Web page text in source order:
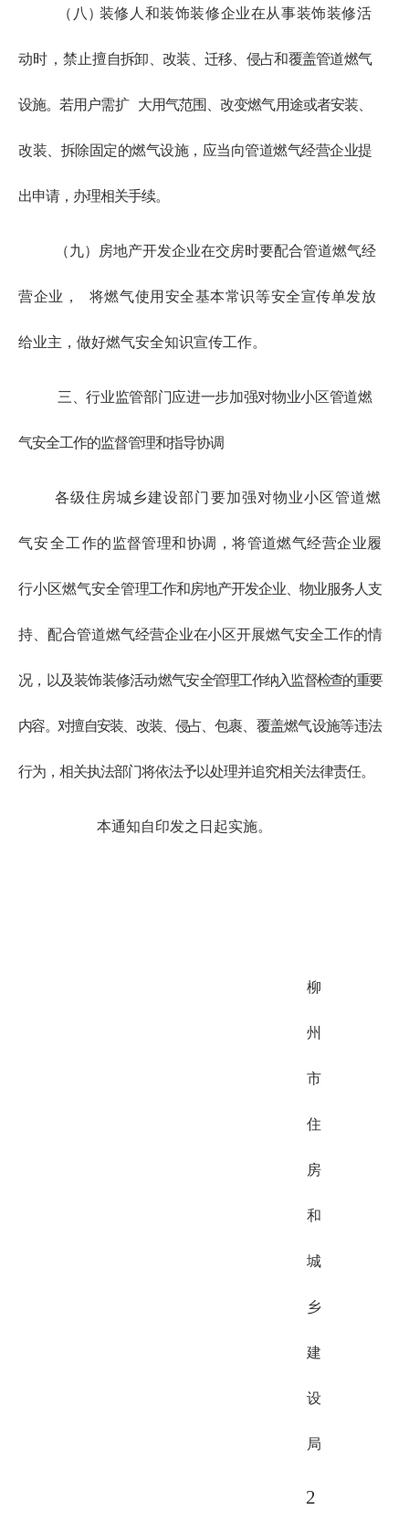
（八 ） 装修人和装饰装修企业在从事装饰装修活
动时，禁止擅自拆卸、改装、迁移、侵占和覆盖管道燃气
设施。若用户需扩 大用气范围、改变燃气用途或者安装、
改装、拆除固定的燃气设施，应当向管道燃气经营企业提
出申请，办理相关手续。
（九） 房地产开发企业在交房时要配合管道燃气经
营企业， 将燃气使用安全基本常识等安全宣传单发放
给业主，做好燃气安全知识宣传工作。
三、行业监管部门应进一步加强对物业小区管道燃
气安全工作的监督管理和指导协调
各级住房城乡建设部门要加强对物业小区管道燃
气安全工 作的监督管理和协调，将管道燃气经营企业履
行小区燃气安全管理工作和房地产开发企业、物业服务人支
持、配合管道燃气经营企业在小区开展燃气安全工作的情
况，以及装饰装修活动燃气安全管理工作纳入监督检查的重要
内容。对擅自安装、改装、侵占、 包裹、覆盖燃气设施等违法
行为，相关执法部门将依法予以处理并追究相关法律责任。
本通知自印发之日起实施。
柳
州
市
住
房
和
城
乡
建
设
局
2